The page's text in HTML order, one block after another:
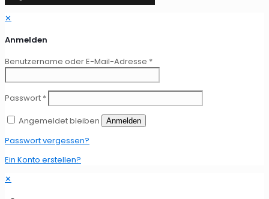
✕
Anmelden
Benutzername oder E-Mail-Adresse *
Passwort *
Angemeldet bleiben
Anmelden
Passwort vergessen?
Ein Konto erstellen?
✕